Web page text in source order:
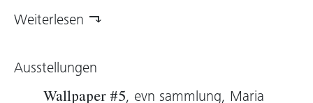
Raum, verbindet. Mit starren Porzellanaugen
Extravaganza fragten, ob das wohl
Schicksalsgöttinnen seien, mit dem Late Night
Weiterlesen
Ausstellungen
Wallpaper #5, evn sammlung, Maria